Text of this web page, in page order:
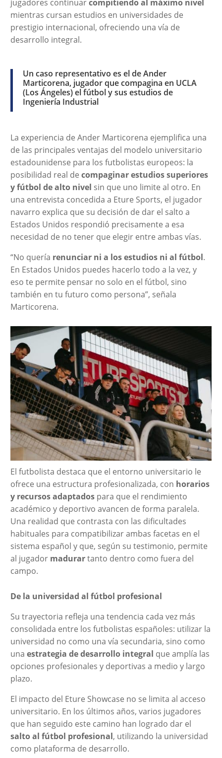
jugadores continuarcompitiendo al máximo nivel
mientras cursan estudios en universidades de
prestigio internacional, ofreciendo una vía de
desarrollo integral.
Un caso representativo es el de Ander
Marticorena, jugador que compagina en UCLA
(Los Ángeles) el fútbol y sus estudios de
Ingeniería Industrial
La experiencia de Ander Marticorena ejemplifica una
de las principales ventajas del modelo universitario
estadounidense para los futbolistas europeos: la
posibilidad real de compaginar estudios superiores
y fútbol de alto nivel sin que uno limite al otro. En
una entrevista concedida a Eture Sports, el jugador
navarro explica que su decisión de dar el salto a
Estados Unidos respondió precisamente a esa
necesidad de no tener que elegir entre ambas vías.
“No quería renunciar ni a los estudios ni al fútbol.
En Estados Unidos puedes hacerlo todo a la vez, y
eso te permite pensar no solo en el fútbol, sino
también en tu futuro como persona”, señala
Marticorena.
El futbolista destaca que el entorno universitario le
ofrece una estructura profesionalizada, con horarios
y recursos adaptadospara que el rendimiento
académico y deportivo avancen de forma paralela.
Una realidad que contrasta con las dificultades
habituales para compatibilizar ambas facetas en el
sistema español y que, según su testimonio, permite
al jugador madurartanto dentro como fuera del
campo.
De la universidad al fútbol profesional
Su trayectoria refleja una tendencia cada vez más
consolidada entre los futbolistas españoles: utilizar la
universidad no como una vía secundaria, sino como
una estrategia de desarrollo integral que amplía las
opciones profesionales y deportivas a medio y largo
plazo.
El impacto del Eture Showcase no se limita al acceso
universitario. En los últimos años, varios jugadores
que han seguido este camino han logrado dar el
salto al fútbol profesional, utilizando la universidad
como plataforma de desarrollo.